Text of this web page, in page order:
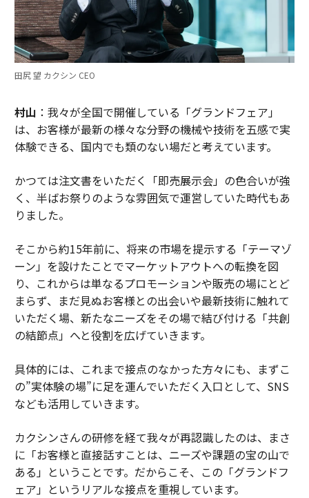
田尻 望 カクシン CEO
村山 ：我々が全国で開催している「グランドフェア」
は、お客様が最新の様々な分野の機械や技術を五感で実
体験できる、国内でも類のない場だと考えています。
かつては注文書をいただく「即売展示会」の色合いが強
く、半ばお祭りのような雰囲気で運営していた時代もあ
りました。
そこから約15年前に、将来の市場を提示する「テーマゾ
ーン」を設けたことでマーケットアウトへの転換を図
り、これからは単なるプロモーションや販売の場にとど
まらず、まだ見ぬお客様との出会いや最新技術に触れて
いただく場、新たなニーズをその場で結び付ける「共創
の結節点」へと役割を広げていきます。
具体的には、これまで接点のなかった方々にも、まずこ
の”実体験の場”に足を運んでいただく入口として、SNS
なども活用していきます。
カクシンさんの研修を経て我々が再認識したのは、まさ
に「お客様と直接話すことは、ニーズや課題の宝の山で
ある」ということです。だからこそ、この「グランドフ
ェア」というリアルな接点を重視しています。